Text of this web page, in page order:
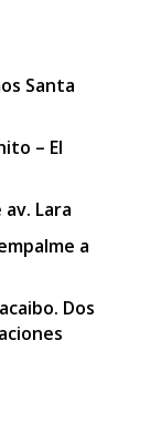
Santa
– El
Lara
a
Dos